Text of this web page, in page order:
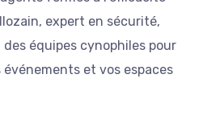
expert en sécurité,
équipes cynophiles pour
et vos espaces